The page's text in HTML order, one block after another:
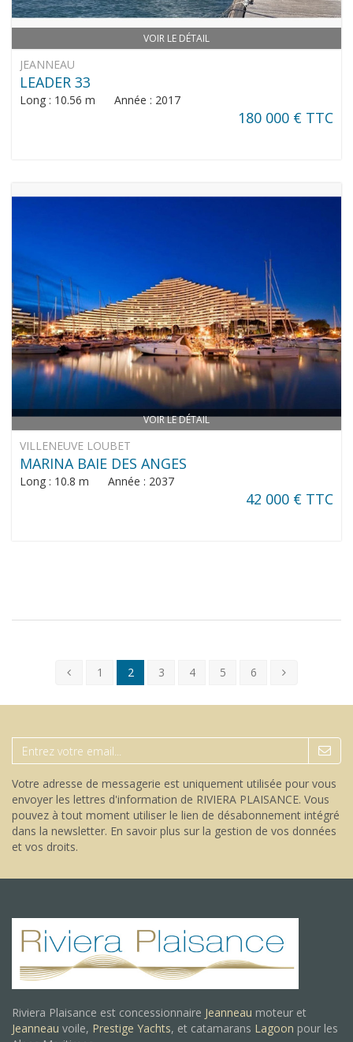
VOIR LE DÉTAIL
JEANNEAU
LEADER 33
Long : 10.56 m Année : 2017
180 000 € TTC
VOIR LE DÉTAIL
VILLENEUVE LOUBET
MARINA BAIE DES ANGES
Long : 10.8 m Année : 2037
42 000 € TTC
1 2 3 4 5 6
Votre adresse de messagerie est uniquement utilisée pour vous
envoyer les lettres d'information de RIVIERA PLAISANCE. Vous
pouvez à tout moment utiliser le lien de désabonnement intégré
dans la newsletter. En savoir plus sur la gestion de vos données
et vos droits.
Riviera Plaisance est concessionnaire Jeanneau moteur et
Jeanneau voile, Prestige Yachts, et catamarans Lagoon pour les